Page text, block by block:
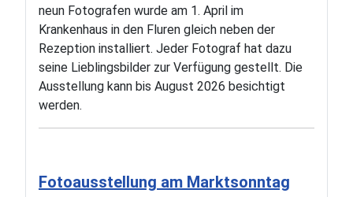
neun Fotografen wurde am 1. April im
Krankenhaus in den Fluren gleich neben der
Rezeption installiert. Jeder Fotograf hat dazu
seine Lieblingsbilder zur Verfügung gestellt. Die
Ausstellung kann bis August 2026 besichtigt
werden.
Fotoausstellung am Marktsonntag